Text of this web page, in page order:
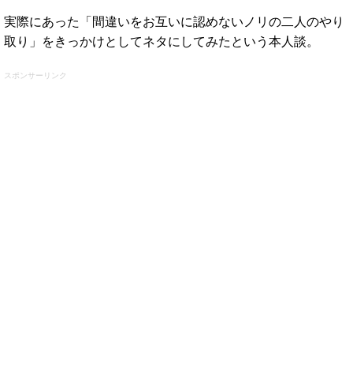
実際にあった「間違いをお互いに認めないノリの二人のやり
取り」をきっかけとしてネタにしてみたという本人談。
スポンサーリンク